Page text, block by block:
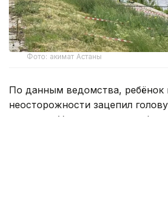
Фото: акимат Астаны
По данным ведомства, ребёнок
неосторожности зацепил
крючком. Находившиеся